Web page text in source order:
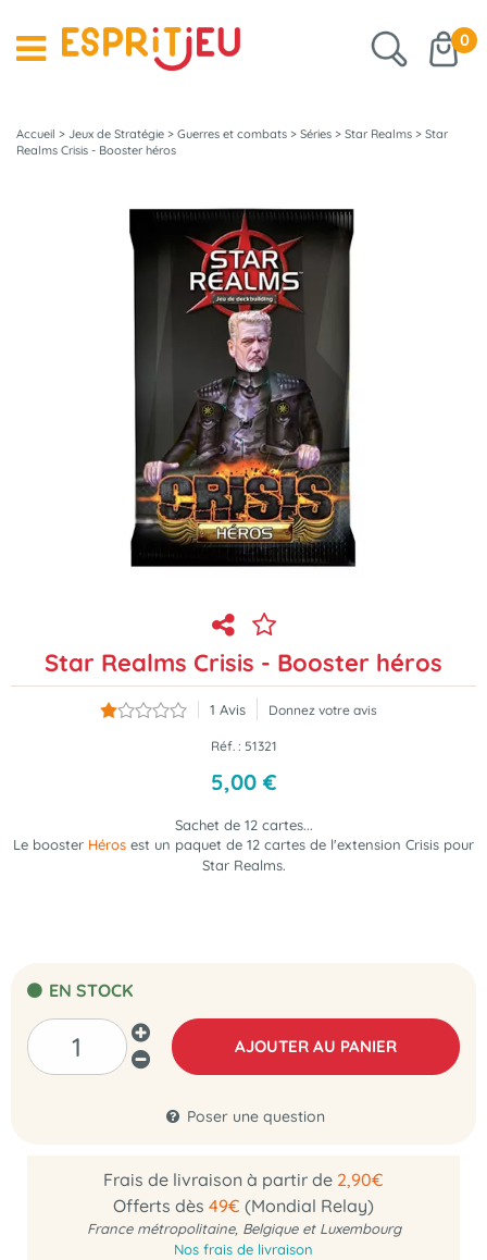
0
Accueil > Jeux de Stratégie > Guerres et combats > Séries > Star Realms > Star
Realms Crisis - Booster héros
Star Realms Crisis - Booster héros
1 Avis Donnez votre avis
Réf. : 51321
5,00 €
Sachet de 12 cartes...
Le booster Héros est un paquet de 12 cartes de l'extension Crisis pour
Star Realms.
EN STOCK
AJOUTER AU PANIER
Poser une question
Frais de livraison à partir de 2,90€
Offerts dès 49€ (Mondial Relay)
France métropolitaine, Belgique et Luxembourg
Nos frais de livraison